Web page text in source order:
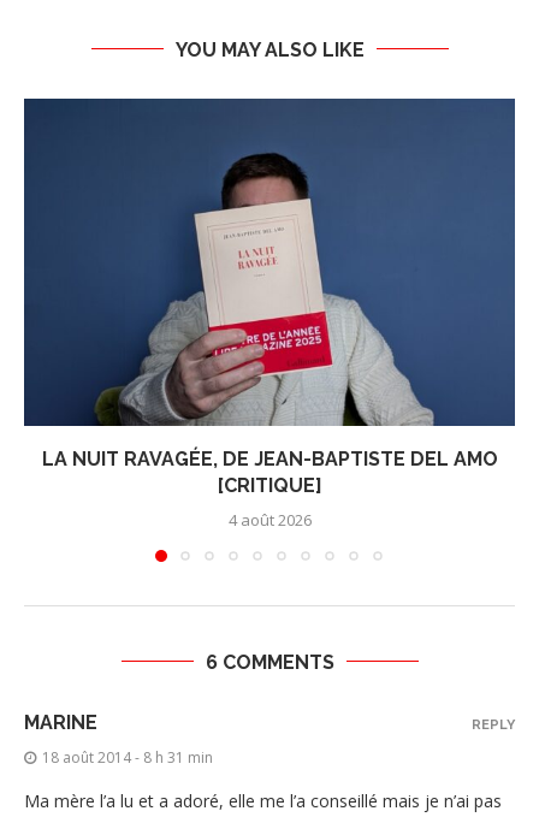
YOU MAY ALSO LIKE
LA NUIT RAVAGÉE, DE JEAN-BAPTISTE DEL AMO
[CRITIQUE]
4 août 2026
6 COMMENTS
MARINE
18 août 2014 - 8 h 31 min
Ma mère l’a lu et a adoré, elle me l’a conseillé mais je n’ai pas
REPLY